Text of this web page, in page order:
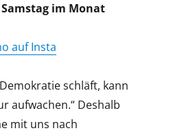
im Monat
auf Insta
schläft, kann
aufwachen.“ Deshalb
mit uns nach